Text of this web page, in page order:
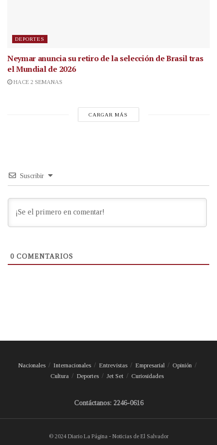
DEPORTES
Neymar anuncia su retiro de la selección de Brasil tras
el Mundial de 2026
HACE 2 SEMANAS
CARGAR MÁS
Suscribir
0 COMENTARIOS
Nacionales Internacionales Entrevistas Empresarial
Opinión
Cultura
Deportes Jet Set Curiosidades
Contáctanos: 2246-0616
© 2024 Diario La Página - Noticias de El Salvador